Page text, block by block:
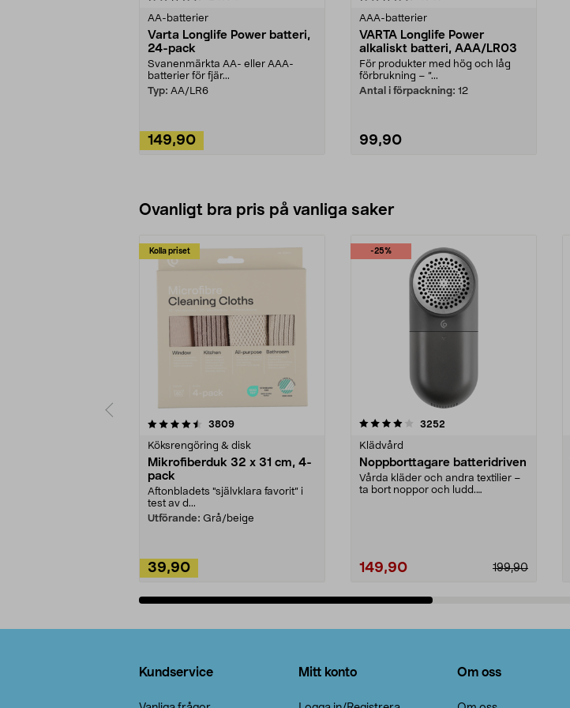
AA-batterier
Varta Longlife Power batteri,
24-pack
Svanenmärkta AA- eller AAA-
batterier för fjär...
Typ: AA/LR6
149,90
AAA-batterier
VARTA Longlife Power
alkaliskt batteri, AAA/LR03
För produkter med hög och låg
förbrukning – ”...
Antal i förpackning: 12
99,90
Ovanligt bra pris på vanliga saker
Kolla priset
3809recensioner
Köksrengöring & disk
Mikrofiberduk 32 x 31 cm, 4-
pack
Aftonbladets "självklara favorit” i
test av d...
Utförande: Grå/beige
39,90
-25%
4.0av 5 stjärnor 3252
Klädvård
Noppborttagare batteridriven
Vårda kläder och andra textilier –
ta bort noppor och ludd.
199,90
149,90
4.5av 5 stjärnor
Kundservice Mitt konto Om oss